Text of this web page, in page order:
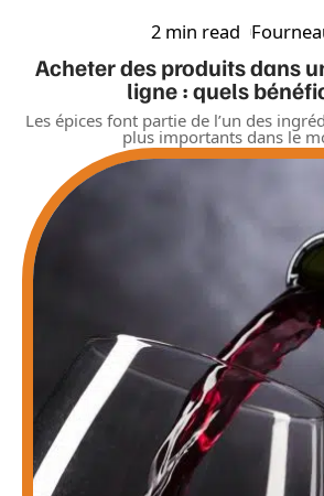
2 min read
Acheter des produits dans
ligne : quels
Les épices font partie de l’un des
plus importants dans le